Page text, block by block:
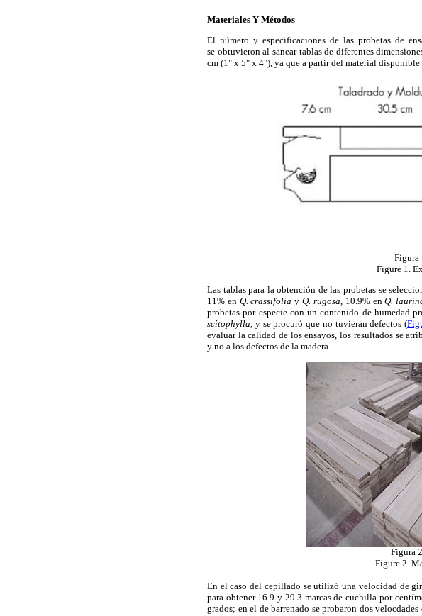
Materiales Y Métodos
El número y especificaciones de las probetas de
se obtuvieron al sanear tablas de diferentes
cm (1" x 5" x 4"), ya que a partir del material disponible
Figura
Figure 1.
Las tablas para la obtención de las probetas se
11% en Q. crassifolia yQ. rugosa, 10.9% enQ.
probetas por especie con un contenido de humedad
scitophylla, y se procuró que no tuvieran defectos (
evaluar la calidad de los ensayos, los resultados se
y no a los defectos de la madera.
Figura
Figure 2.
En el caso del cepillado se utilizó una velocidad de
para obtener 16.9 y 29.3 marcas de cuchilla por
grados; en el de barrenado se probaron dos